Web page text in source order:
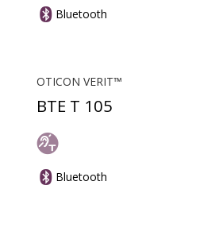
Bluetooth
OTICON VERIT™
BTE T 105
Bluetooth